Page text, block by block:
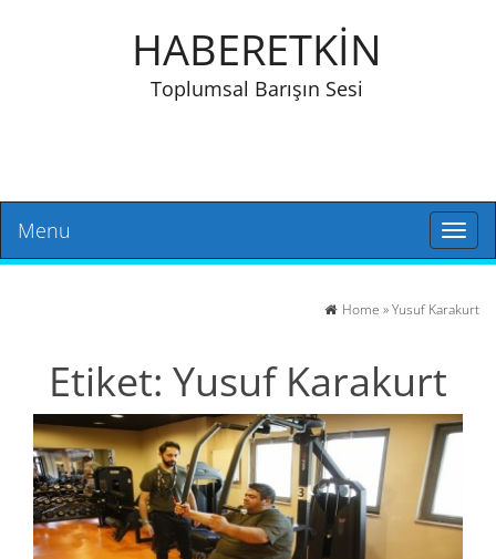
HABERETKİN
Toplumsal Barışın Sesi
Toggle
Menu
Home »Yusuf Karakurt
Etiket: Yusuf Karakurt